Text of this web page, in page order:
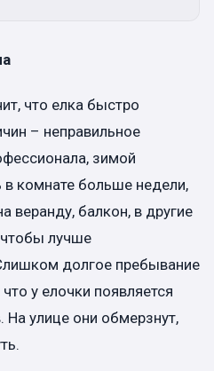
что елка быстро
– неправильное
зимой
в комнате больше недели,
веранду, балкон, в другие
лучше
долгое пребывание
у елочки появляется
улице они обмерзнут,